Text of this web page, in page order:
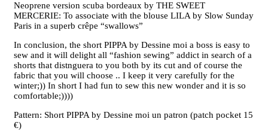
Neoprene version scuba bordeaux by THE SWEET
MERCERIE: To associate with the blouse LILA by Slow Sunday
Paris in a superb crêpe “swallows”
In conclusion, the short PIPPA by Dessine moi a boss is easy to
sew and it will delight all “fashion sewing” addict in search of a
shorts that distnguera to you both by its cut and of course the
fabric that you will choose .. I keep it very carefully for the
winter;)) In short I had fun to sew this new wonder and it is so
comfortable;))))
Pattern: Short PIPPA by Dessine moi un patron (patch pocket 15
€)